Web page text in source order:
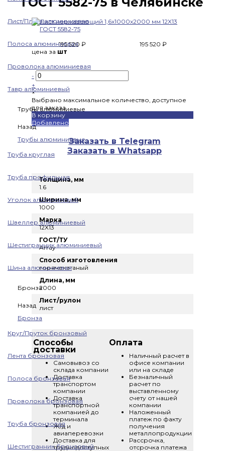
Лист/Плита алюминиевая
Полоса алюминиевая
Проволока алюминиевая
Тавр алюминиевый
Трубы алюминиевые
Назад
Трубы алюминиевые
Труба круглая
Труба профильная
Уголок алюминиевый
Швеллер алюминиевый
Шестигранник алюминиевый
Шина алюминиевая
Бронза
Назад
Бронза
Круг/Пруток бронзовый
Лента бронзовая
Полоса бронзовая
Проволока бронзовая
Труба бронзовая
Шестигранник бронзовый
195 520 ₽
195 520 ₽
цена за шт
-
+
×
Выбрано максимальное количество, доступное
для заказа
В корзину
Добавлено
Заказать в Telegram
Заказать в Whatsapp
Толщина, мм
1.6
Ширина, мм
1000
Марка
12X13
ГОСТ/ТУ
Array
Способ изготовления
горячекатаный
Длина, мм
2000
Лист/рулон
лист
Способы
доставки
Самовывоз со
склада компании
Доставка
транспортом
компании
Доставка
транспортной
компанией до
терминала
Ж/д и
авиаперевозки
Доставка для
труднодоступных
Оплата
Наличный расчет в
офисе компании
или на складе
Безналичный
расчет по
выставленному
счету от нашей
компании
Наложенный
платеж по факту
получения
металлопродукции
Рассрочка,
отсрочка платежа